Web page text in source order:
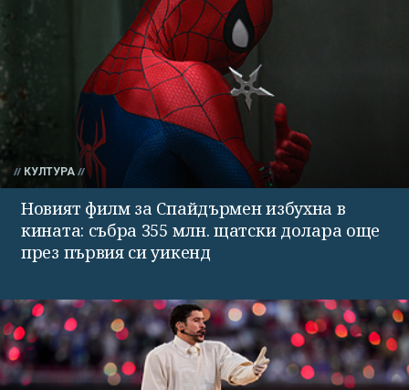
КУЛТУРА
Новият филм за Спайдърмен избухна в
кината: събра 355 млн. щатски долара още
през първия си уикенд